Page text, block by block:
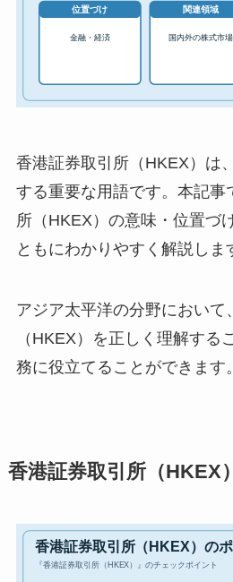
香港証券取引所（HKEX）は
する重要な用語です。本記事
所（HKEX）の意味・位置づ
ともにわかりやすく解説しま
アジア太平洋の分野において
（HKEX）を正しく理解する
務に役立てることができます。
香港証券取引所（HKEX